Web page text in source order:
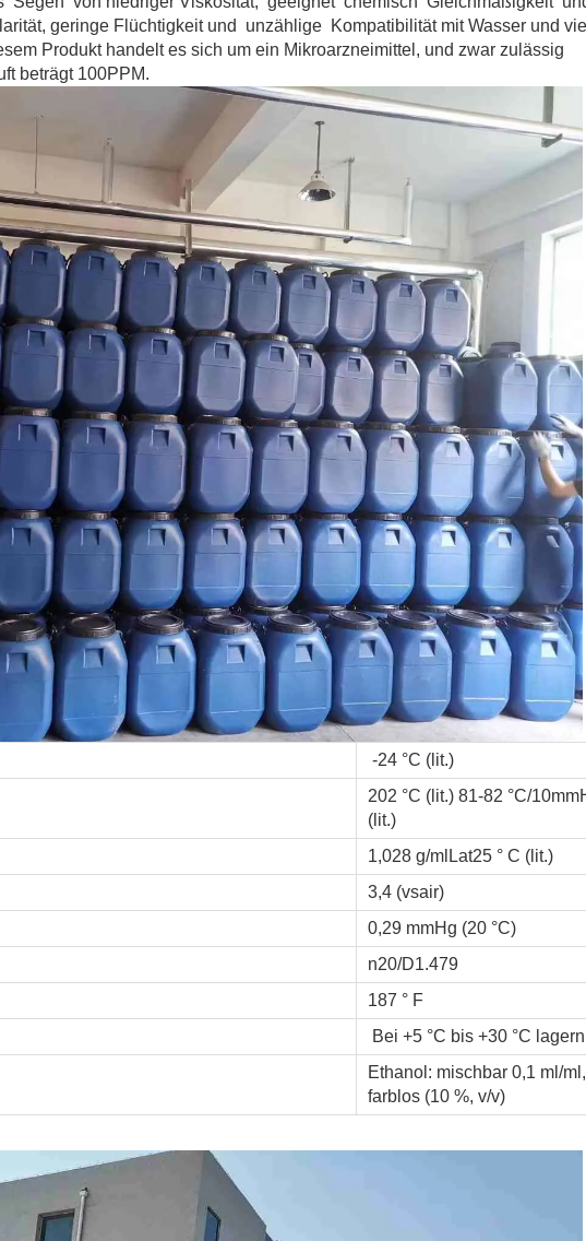
Kohlenwasserstoff-Extraktionsmittel, aufgrund
Dampfdruck, der Extraktionsmittelverlust
Wiederherstellung Preis Ist übertrieben alle
eingebaut Schaltkreise, hart Laufwerke usw.
metallisch Ionen- und Partikelindustrien wie
Rostschutz und Farbentfernung.
verwendet Gadgets in der IC-
Leiterplatten, und so weiter Reinigung von
Membranlösung,
Pharmaindustrie hergestellt werden.
geringe Flüchtigkeit und unzählige Kompatibilität mit Wasser und
Produkt handelt es sich um ein Mikroarzneimittel, und zwar zulässig
beträgt 100PPM.
-24 °C (lit.)
202 °C (lit.) 81-82 °C/
(lit.)
1,028 g/mlLat25 ° C (lit.)
3,4 (vsair)
0,29 mmHg (20 °C)
n20/D1.479
187 ° F
Bei +5 °C bis +30 °C lagern
Ethanol: mischbar 0,1 ml/
farblos (10 %, v/v)